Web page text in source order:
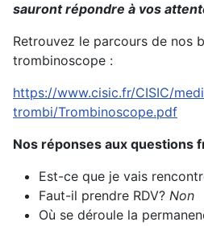
sauront répondre à vos
Retrouvez le parcours de nos
trombinoscope :
https://www.cisic.fr/CISIC/
trombi/Trombinoscope.pdf
Nos réponses aux questions
Est-ce que je vais
Faut-il prendre RDV? Non
Où se déroule la